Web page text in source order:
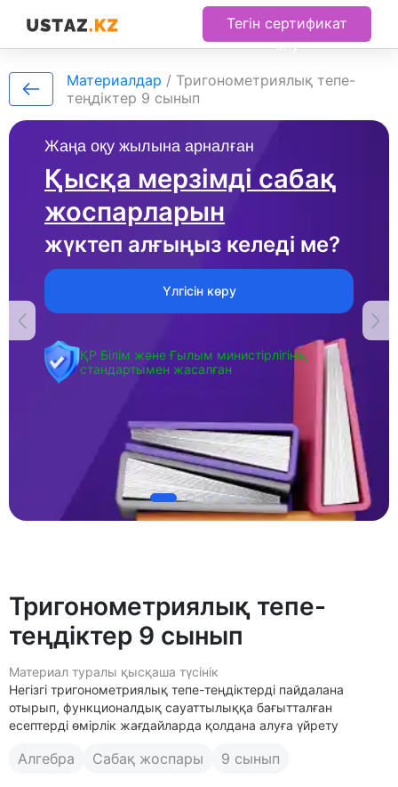
Тегін сертификат
алу
Жаңа оқу жылына арналған
Қысқа мерзімді сабақ
жоспарларын
жүктеп алғыңыз келеді ме?
Үлгісін көру
ҚР Білім және Ғылым министірлігінің
стандартымен жасалған
Материалдар / Тригонометриялық тепе-
теңдіктер 9 сынып
Тригонометриялық тепе-
теңдіктер 9 сынып
Материал туралы қысқаша түсінік
Негізгі тригонометриялық тепе-теңдіктерді пайдалана
отырып, функционалдық сауаттылыққа бағытталған
есептерді өмірлік жағдайларда қолдана алуға үйрету
Алгебра Сабақ жоспары 9 сынып